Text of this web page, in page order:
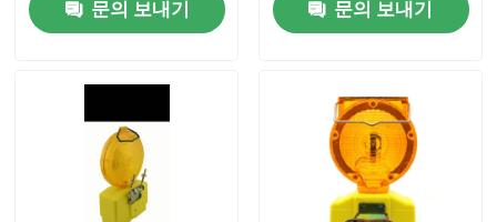
문의 보내기 문의 보내기